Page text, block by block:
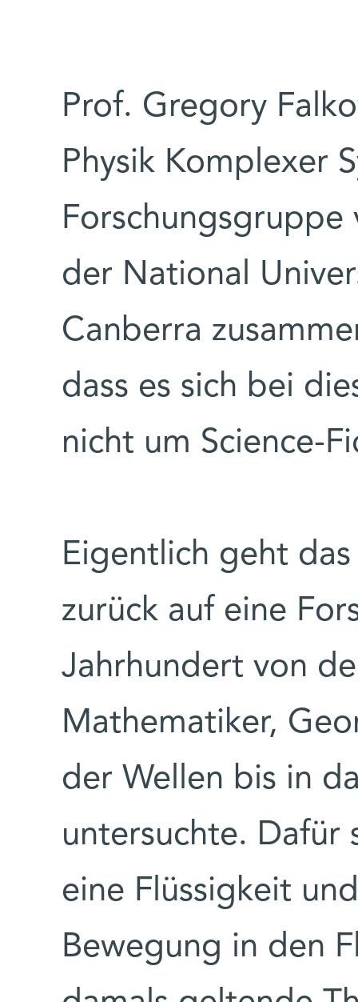
Prof. Gregory
Physik Komplexer
Forschungsgruppe
der National
Canberra
dass es sich bei
nicht um Science-
Eigentlich geht
zurück auf eine
Jahrhundert von
Mathematiker,
der Wellen bis in
untersuchte. Dafür
eine Flüssigkeit
Bewegung in den